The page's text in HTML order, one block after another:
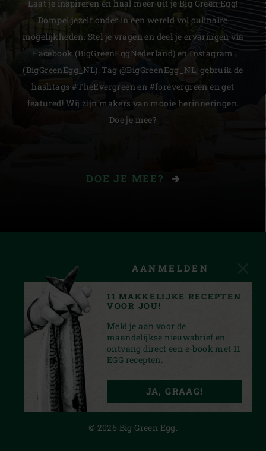
Laat je inspireren en haal meer uit je Big Green Egg!
Dompel jezelf onder in een wereld vol culinaire
mogelijkheden. Stel je vragen en deel je ervaringen via
Facebook (BigGreenEggNederland) en Instagram
(BigGreenEgg_NL). Tag @BigGreenEgg_NL, gebruik de
hashtags #TheEvergreen en #forevergreen en get
featured! Wij zijn makers van mooie herinneringen.
Doe je mee?
DOE JE MEE?
PRIVACY STATEMENT
© 2026 Big Green Egg.
AANMELDEN
11 MAKKELIJKE RECEPTEN
VOOR JOU!
Meld je aan voor de
maandelijkse nieuwsbrief en
ontvang direct een e-book met 11
EGG recepten.
JA, GRAAG!